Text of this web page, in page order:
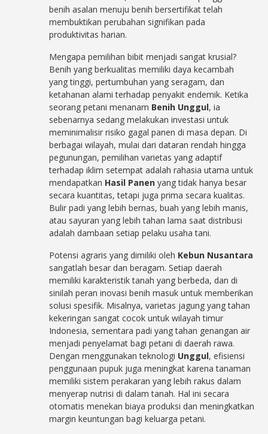
benih asalan menuju benih bersertifikat telah
membuktikan perubahan signifikan pada
produktivitas harian.
Mengapa pemilihan bibit menjadi sangat krusial?
Benih yang berkualitas memiliki daya kecambah
yang tinggi, pertumbuhan yang seragam, dan
ketahanan alami terhadap penyakit endemik. Ketika
seorang petani menanam Benih Unggul, ia
sebenarnya sedang melakukan investasi untuk
meminimalisir risiko gagal panen di masa depan. Di
berbagai wilayah, mulai dari dataran rendah hingga
pegunungan, pemilihan varietas yang adaptif
terhadap iklim setempat adalah rahasia utama untuk
mendapatkan Hasil Panen yang tidak hanya besar
secara kuantitas, tetapi juga prima secara kualitas.
Bulir padi yang lebih bernas, buah yang lebih manis,
atau sayuran yang lebih tahan lama saat distribusi
adalah dambaan setiap pelaku usaha tani.
Potensi agraris yang dimiliki oleh Kebun Nusantara
sangatlah besar dan beragam. Setiap daerah
memiliki karakteristik tanah yang berbeda, dan di
sinilah peran inovasi benih masuk untuk memberikan
solusi spesifik. Misalnya, varietas jagung yang tahan
kekeringan sangat cocok untuk wilayah timur
Indonesia, sementara padi yang tahan genangan air
menjadi penyelamat bagi petani di daerah rawa.
Dengan menggunakan teknologi Unggul, efisiensi
penggunaan pupuk juga meningkat karena tanaman
memiliki sistem perakaran yang lebih rakus dalam
menyerap nutrisi di dalam tanah. Hal ini secara
otomatis menekan biaya produksi dan meningkatkan
margin keuntungan bagi keluarga petani.